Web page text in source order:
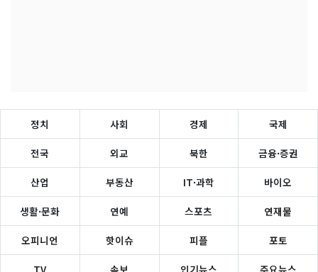
정치 사회 경제 국제
전국 외교 북한 금융·증권
산업 부동산 IT·과학 바이오
생활·문화 연예 스포츠 연재물
오피니언 핫이슈 피플 포토